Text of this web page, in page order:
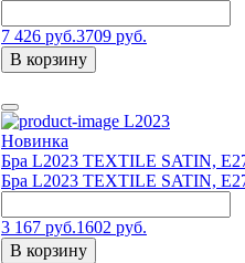
7 426 руб.3709 руб.
В корзину
L2023
Новинка
Бра L2023 TEXTILE SATIN,
Бра L2023 TEXTILE SATIN,
3 167 руб.1602 руб.
В корзину